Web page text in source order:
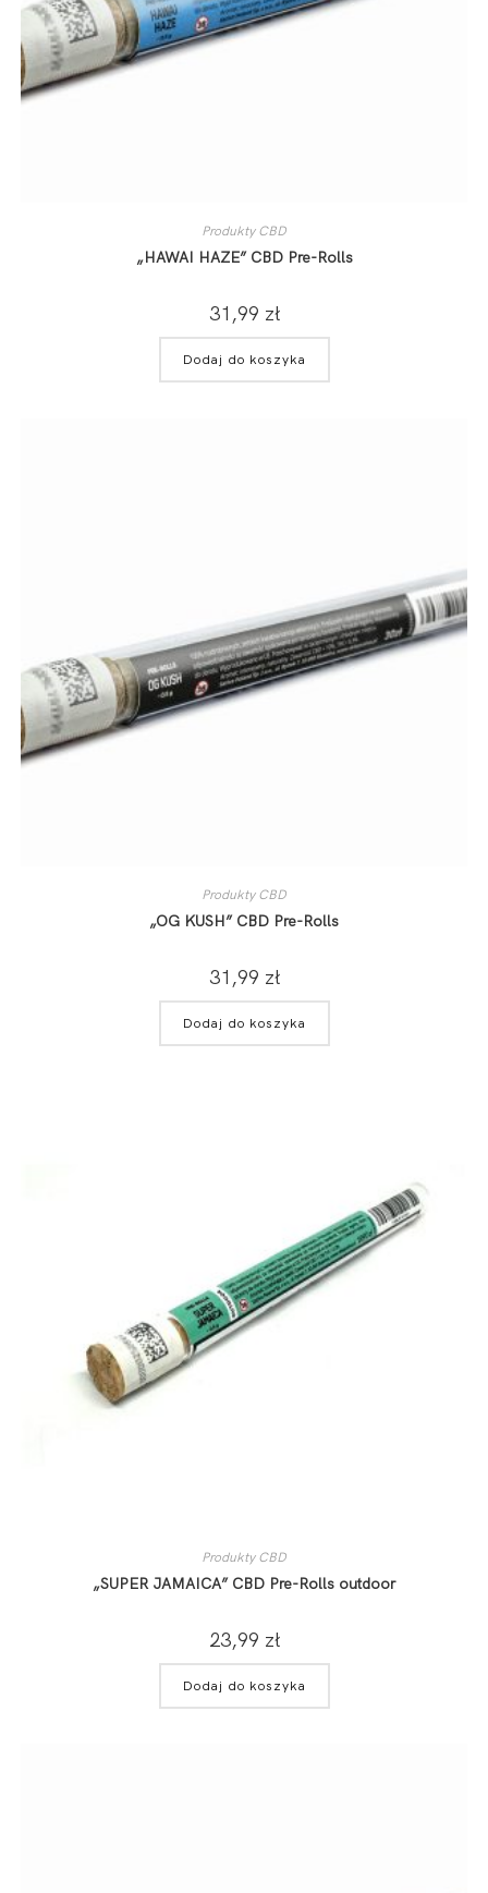
Produkty CBD
„HAWAI HAZE” CBD Pre-Rolls
31,99 zł
Dodaj do koszyka
Produkty CBD
„OG KUSH” CBD Pre-Rolls
31,99 zł
Dodaj do koszyka
Produkty CBD
„SUPER JAMAICA” CBD Pre-Rolls outdoor
23,99 zł
Dodaj do koszyka